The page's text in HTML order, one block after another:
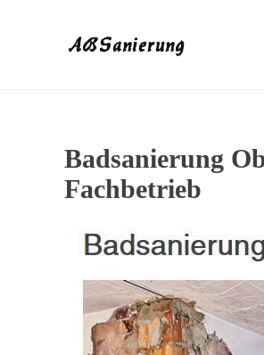
Badsanierung
Fachbetrieb